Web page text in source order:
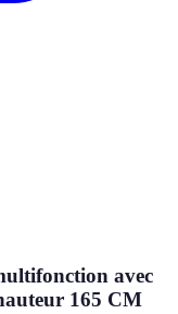
avec
165 CM